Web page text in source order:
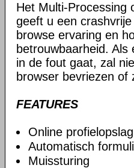
Het Multi-Processing
geeft u een
browse ervaring en
betrouwbaarheid. Als
in de fout gaat, zal
browser bevriezen of
FEATURES
Online profielopslag
Automatisch
Muissturing